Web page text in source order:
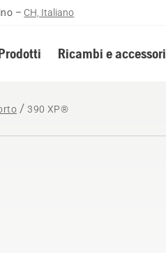
– CH, Italiano
Ricambi e accessori
390 XP®